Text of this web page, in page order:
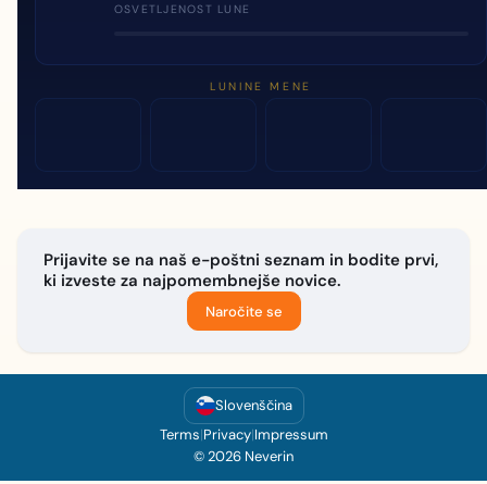
OSVETLJENOST LUNE
LUNINE MENE
Prijavite se na naš e-poštni seznam in bodite prvi,
ki izveste za najpomembnejše novice.
Naročite se
Slovenščina
Terms|Privacy|Impressum
© 2026 Neverin